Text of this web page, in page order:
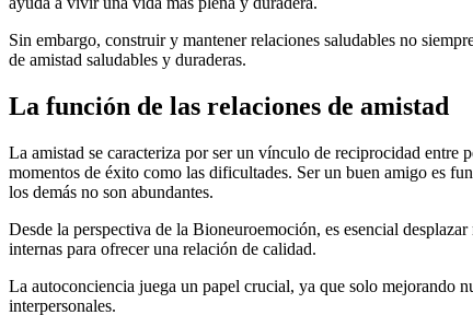
Sin embargo, construir y mantener relaciones saludables no
de amistad saludables y duraderas.
La función de las relaciones de amistad
La amistad se caracteriza por ser un vínculo de reciprocidad entre
momentos de éxito como las dificultades. Ser un buen amigo es
los demás no son abundantes.
Desde la perspectiva de la Bioneuroemoción, es esencial
internas para ofrecer una relación de calidad.
La autoconciencia juega un papel crucial, ya que solo mejorando
interpersonales.